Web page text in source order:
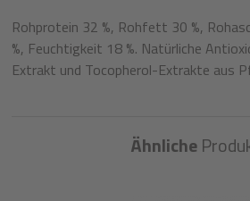
Rohprotein 32 %, Rohfett 30 %,
%, Feuchtigkeit 18 %. Natürliche
Extrakt und Tocopherol-Extrakte aus
Ähnliche